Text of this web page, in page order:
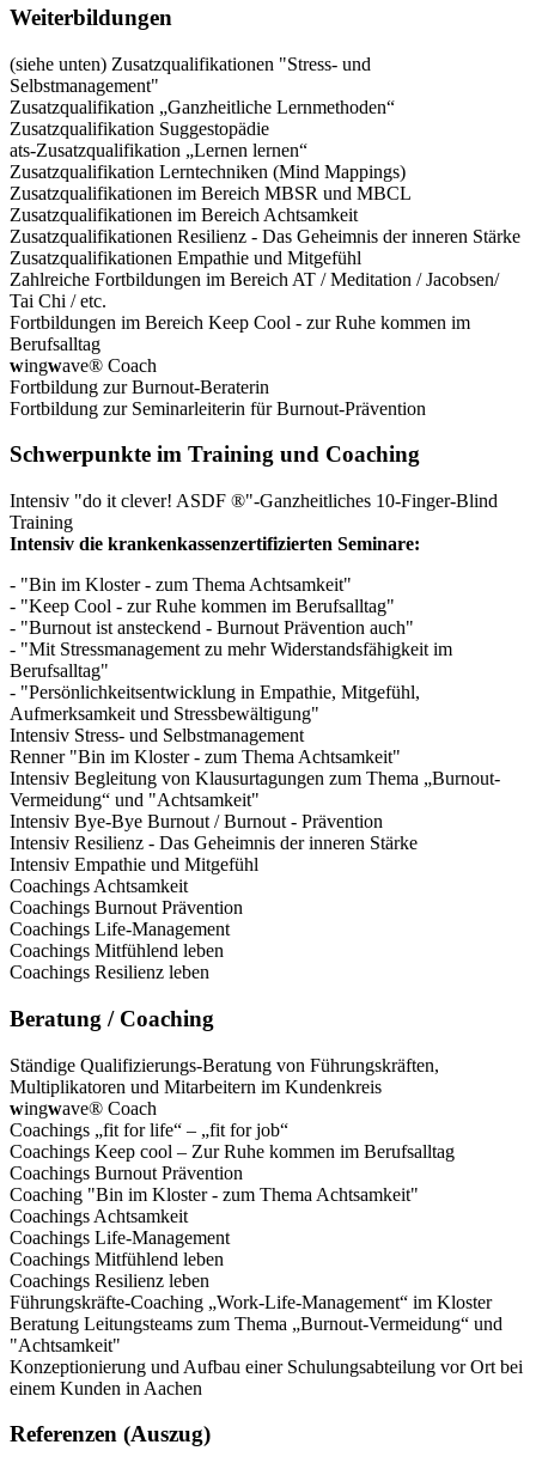
Weiterbildungen
(siehe unten) Zusatzqualifikationen "Stress- und
Selbstmanagement"
Zusatzqualifikation „Ganzheitliche Lernmethoden“
Zusatzqualifikation Suggestopädie
ats-Zusatzqualifikation „Lernen lernen“
Zusatzqualifikation Lerntechniken (Mind Mappings)
Zusatzqualifikationen im Bereich MBSR und MBCL
Zusatzqualifikationen im Bereich Achtsamkeit
Zusatzqualifikationen Resilienz - Das Geheimnis der inneren Stärke
Zusatzqualifikationen Empathie und Mitgefühl
Zahlreiche Fortbildungen im Bereich AT / Meditation / Jacobsen/
Tai Chi / etc.
Fortbildungen im Bereich Keep Cool - zur Ruhe kommen im
Berufsalltag
wingwave® Coach
Fortbildung zur Burnout-Beraterin
Fortbildung zur Seminarleiterin für Burnout-Prävention
Schwerpunkte im Training und Coaching
Intensiv "do it clever! ASDF ®"-Ganzheitliches 10-Finger-Blind
Training
Intensiv die krankenkassenzertifizierten Seminare:
- "Bin im Kloster - zum Thema Achtsamkeit"
- "Keep Cool - zur Ruhe kommen im Berufsalltag"
- "Burnout ist ansteckend - Burnout Prävention auch"
- "Mit Stressmanagement zu mehr Widerstandsfähigkeit im
Berufsalltag"
- "Persönlichkeitsentwicklung in Empathie, Mitgefühl,
Aufmerksamkeit und Stressbewältigung"
Intensiv Stress- und Selbstmanagement
Renner "Bin im Kloster - zum Thema Achtsamkeit"
Intensiv Begleitung von Klausurtagungen zum Thema „Burnout-
Vermeidung“ und "Achtsamkeit"
Intensiv Bye-Bye Burnout / Burnout - Prävention
Intensiv Resilienz - Das Geheimnis der inneren Stärke
Intensiv Empathie und Mitgefühl
Coachings Achtsamkeit
Coachings Burnout Prävention
Coachings Life-Management
Coachings Mitfühlend leben
Coachings Resilienz leben
Beratung / Coaching
Ständige Qualifizierungs-Beratung von Führungskräften,
Multiplikatoren und Mitarbeitern im Kundenkreis
wingwave® Coach
Coachings „fit for life“ – „fit for job“
Coachings Keep cool – Zur Ruhe kommen im Berufsalltag
Coachings Burnout Prävention
Coaching "Bin im Kloster - zum Thema Achtsamkeit"
Coachings Achtsamkeit
Coachings Life-Management
Coachings Mitfühlend leben
Coachings Resilienz leben
Führungskräfte-Coaching „Work-Life-Management“ im Kloster
Beratung Leitungsteams zum Thema „Burnout-Vermeidung“ und
"Achtsamkeit"
Konzeptionierung und Aufbau einer Schulungsabteilung vor Ort bei
einem Kunden in Aachen
Referenzen (Auszug)